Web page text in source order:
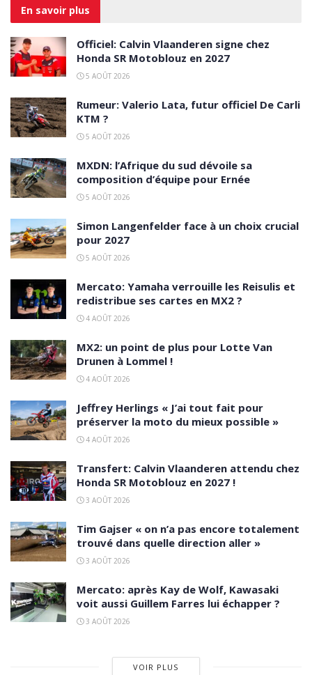
En savoir plus
Officiel: Calvin Vlaanderen signe chez
Honda SR Motoblouz en 2027
5 AOÛT 2026
Rumeur: Valerio Lata, futur officiel De Carli
KTM ?
5 AOÛT 2026
MXDN: l’Afrique du sud dévoile sa
composition d’équipe pour Ernée
5 AOÛT 2026
Simon Langenfelder face à un choix crucial
pour 2027
5 AOÛT 2026
Mercato: Yamaha verrouille les Reisulis et
redistribue ses cartes en MX2 ?
4 AOÛT 2026
MX2: un point de plus pour Lotte Van
Drunen à Lommel !
4 AOÛT 2026
Jeffrey Herlings « J’ai tout fait pour
préserver la moto du mieux possible »
4 AOÛT 2026
Transfert: Calvin Vlaanderen attendu chez
Honda SR Motoblouz en 2027 !
3 AOÛT 2026
Tim Gajser « on n’a pas encore totalement
trouvé dans quelle direction aller »
3 AOÛT 2026
Mercato: après Kay de Wolf, Kawasaki
voit aussi Guillem Farres lui échapper ?
3 AOÛT 2026
VOIR PLUS